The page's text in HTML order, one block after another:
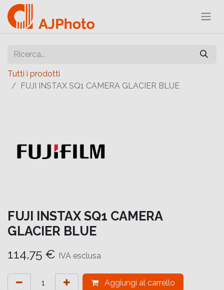
Tutti i prodotti
FUJI INSTAX SQ1 CAMERA GLACIER BLUE
FUJI INSTAX SQ1 CAMERA
GLACIER BLUE
114,75 € IVA esclusa
Aggiungi al carrello